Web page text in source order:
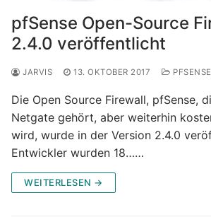
pfSense Open-Source
2.4.0 veröffentlicht
JARVIS 13. OKTOBER 2017 PFSENSE
Die Open Source Firewall, pfSense,
Netgate gehört, aber weiterhin
wird, wurde in der Version 2.4.0
Entwickler wurden 18……
WEITERLESEN →